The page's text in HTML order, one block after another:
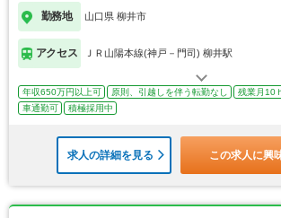
勤務地 山口県 柳井市
アクセス ＪＲ山陽本線(神戸－門司) 柳井駅
年収650万円以上可 原則、引越しを伴う転勤なし 残業月10
車通勤可
積極採用中
求人の詳細を見る この求人に興